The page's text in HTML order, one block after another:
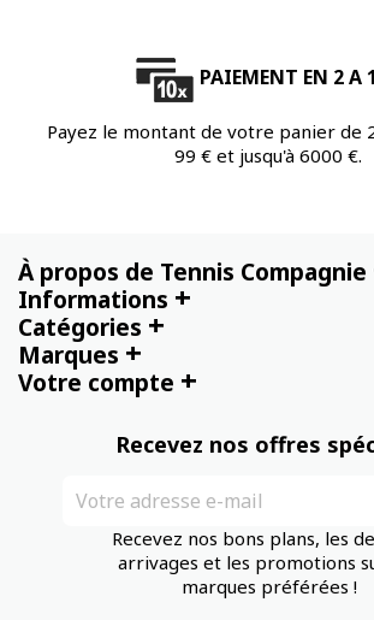
PAIEMENT EN 2 A
Payez le montant de votre panier de
99 € et jusqu'à 6000 €.
À propos de Tennis Compagnie
Informations +
Catégories +
Marques +
Votre compte +
Recevez nos offres
Recevez nos bons plans, les
arrivages et les promotions
marques préférées !